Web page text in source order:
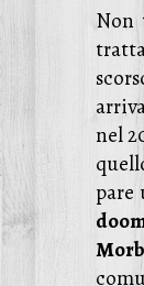
Non
nel
pare